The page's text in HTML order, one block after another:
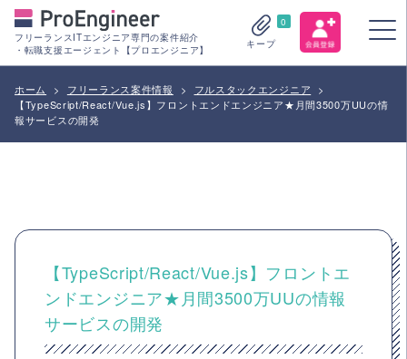
フリーランスITエンジニア専門の案件紹介
・転職支援エージェント【プロエンジニア】
0
キープ
ホーム > フリーランス案件情報 > フルスタックエンジニア
>
【TypeScript/React/Vue.js】フロントエンドエンジニア★月間3500万UUの情
報サービスの開発
【TypeScript/React/Vue.js】フロントエ
ンドエンジニア★月間3500万UUの情報
サービスの開発